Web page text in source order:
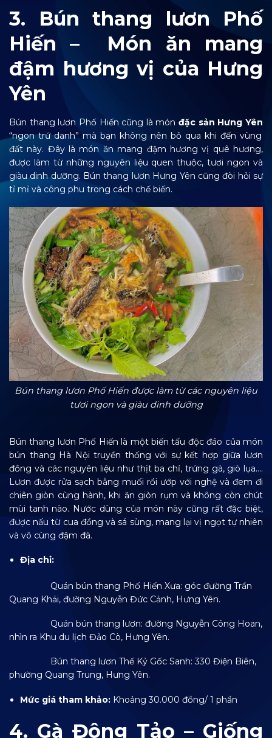
3. Bún thang lươn Phố
Hiến – Món ăn mang
đậm hương vị của Hưng
Yên
Bún thang lươn Phố Hiến cũng là món đặc sản Hưng Yên
“ngon trứ danh” mà bạn không nên bỏ qua khi đến vùng
đất này. Đây là món ăn mang đậm hương vị quê hương,
được làm từ những nguyên liệu quen thuộc, tươi ngon và
giàu dinh dưỡng. Bún thang lươn Hưng Yên cũng đòi hỏi sự
tỉ mỉ và công phu trong cách chế biến.
Bún thang lươn Phố Hiến được làm từ các nguyên liệu
tươi ngon và giàu dinh dưỡng
Bún thang lươn Phố Hiến là một biến tấu độc đáo của món
bún thang Hà Nội truyền thống với sự kết hợp giữa lươn
đồng và các nguyên liệu như thịt ba chỉ, trứng gà, giò lụa….
Lươn được rửa sạch bằng muối rồi ướp với nghệ và đem đi
chiên giòn cùng hành, khi ăn giòn rụm và không còn chút
mùi tanh nào. Nước dùng của món này cũng rất đặc biệt,
được nấu từ cua đồng và sá sùng, mang lại vị ngọt tự nhiên
và vô cùng đậm đà.
Địa chỉ:
Quán bún thang Phố Hiến Xưa: góc đường Trần
Quang Khải, đường Nguyễn Đức Cảnh, Hưng Yên.
Quán bún thang lươn: đường Nguyễn Công Hoan,
nhìn ra Khu du lịch Đảo Cò, Hưng Yên.
Bún thang lươn Thế Kỷ Gốc Sanh: 330 Điện Biên,
phường Quang Trung, Hưng Yên.
Mức giá tham khảo: Khoảng 30.000 đồng/ 1 phần
4. Gà Đông Tảo – Giống